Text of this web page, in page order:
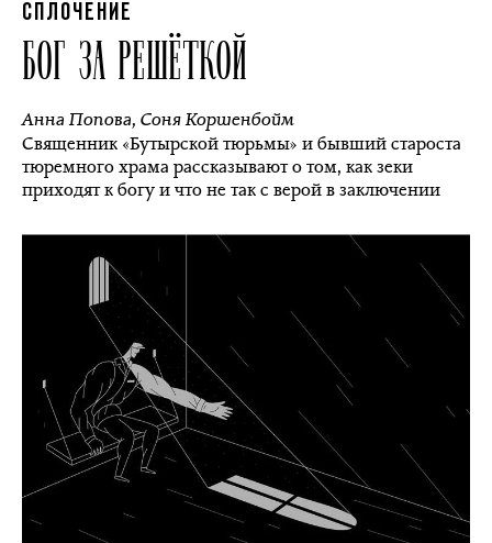
СПЛОЧЕНИЕ
БОГ ЗА РЕШЁТКОЙ
Анна Попова, Соня Коршенбойм
Священник «Бутырской тюрьмы» и бывший староста
тюремного храма рассказывают о том, как зеки
приходят к богу и что не так с верой в заключении